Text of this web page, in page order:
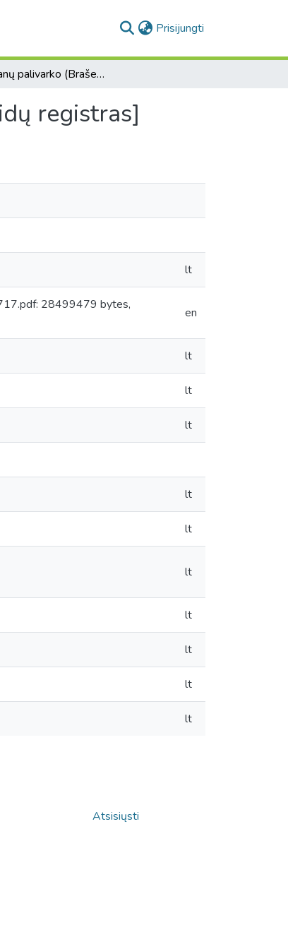
Prisijungti
[Tarakanų palivarko (Braševičių valdos) pajamų ir išlaidų registras]
registras]
lt
28499479 bytes,
en
lt
lt
lt
lt
lt
lt
lt
lt
lt
lt
Atsisiųsti